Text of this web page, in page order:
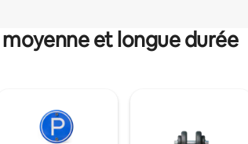
et longue durée